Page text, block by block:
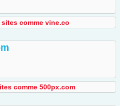
sites comme vine.co
comme 500px.com